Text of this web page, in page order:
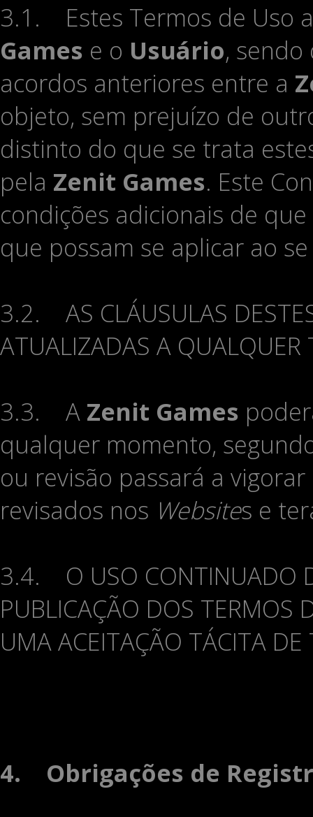
3.1. Estes Termos de Uso
Games e o Usuário,
acordos anteriores entre a
objeto, sem prejuízo de
distinto do que se trata
pela Zenit Games. Este
condições adicionais de
que possam se aplicar ao
3.2. AS CLÁUSULAS
ATUALIZADAS A
3.3. A Zenit Games
qualquer momento,
ou revisão passará a
revisados nos Websites e
3.4. O USO CONTINUADO
PUBLICAÇÃO DOS TERMOS
UMA ACEITAÇÃO TÁCITA DE
4. Obrigações de